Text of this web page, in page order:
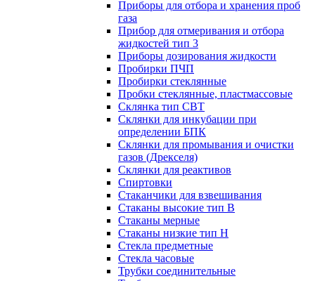
Приборы для отбора и хранения проб
газа
Прибор для отмеривания и отбора
жидкостей тип 3
Приборы дозирования жидкости
Пробирки ПЧП
Пробирки стеклянные
Пробки стеклянные, пластмассовые
Склянка тип СВТ
Склянки для инкубации при
определении БПК
Склянки для промывания и очистки
газов (Дрекселя)
Склянки для реактивов
Спиртовки
Стаканчики для взвешивания
Стаканы высокие тип В
Стаканы мерные
Стаканы низкие тип Н
Стекла предметные
Стекла часовые
Трубки соединительные